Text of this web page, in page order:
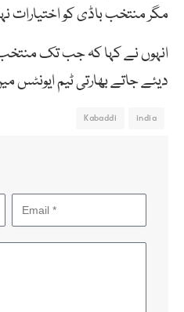
مگر منتخب باڈی کو اختیارات
انہوں نے کہا کہ جب تک منتخب
دیئے جاتے بھارتی ٹیم
india
Kabaddi